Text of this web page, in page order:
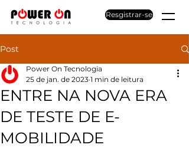
Resgistrar-se
Post
ENTRE NA NOVA ERA
DE TESTE DE E-
MOBILIDADE
Power On Tecnologia
25 de jan. de 2023 1 min de leitura